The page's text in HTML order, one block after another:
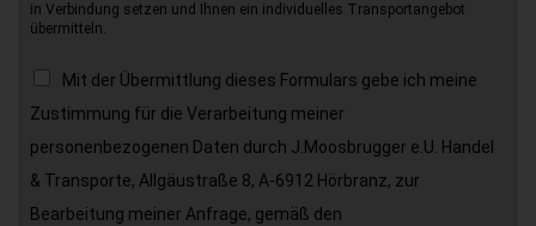
in Verbindung setzen und Ihnen ein individuelles Transportangebot
übermitteln.
Mit der Übermittlung dieses Formulars gebe ich meine
Zustimmung für die Verarbeitung meiner
personenbezogenen Daten durch J.Moosbrugger e.U. Handel
& Transporte, Allgäustraße 8, A-6912 Hörbranz, zur
Bearbeitung meiner Anfrage, gemäß den